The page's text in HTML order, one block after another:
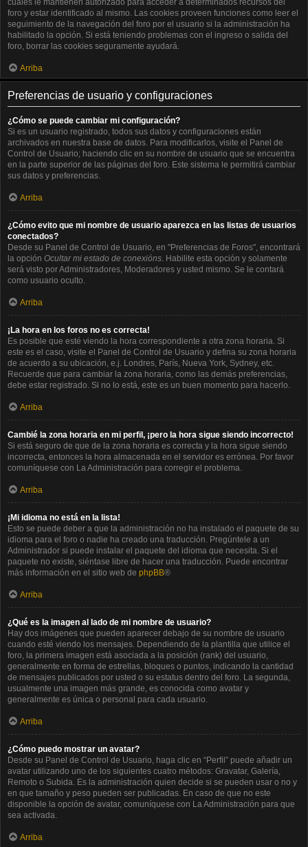
foro y estar identificado al mismo. Las cookies proveen funciones como leer el
seguimiento de la navegación del foro por el usuario si la administración ha
habilitado la opción. Si está teniendo problemas con el ingreso o salida del
foro, borrar las cookies seguramente ayudará.
Arriba
Preferencias de usuario y configuraciones
¿Cómo se puede cambiar mi configuración?
Si es un usuario registrado, todos sus datos y configuraciones están
archivados en nuestra base de datos. Para modificarlos, visite el Panel de
Control de Usuario; haciendo clic en su nombre de usuario que se encuentra
en la parte superior de las páginas del foro. Este sistema le permitirá cambiar
sus datos y preferencias.
Arriba
¿Cómo evito que mi nombre de usuario aparezca en las listas de usuarios
conectados?
Desde su Panel de Control de Usuario, en "Preferencias de Foros", encontrará
la opción Ocultar mi estado de conexións . Habilite esta opción y solamente
será visto por Administradores, Moderadores y usted mismo. Se le contará
como usuario oculto.
Arriba
¡La hora en los foros no es correcta!
Es posible que esté viendo la hora correspondiente a otra zona horaria. Si
este es el caso, visite el Panel de Control de Usuario y defina su zona horaria
de acuerdo a su ubicación, e.j. Londres, París, Nueva York, Sydney, etc.
Recuerde que para cambiar la zona horaria, como las demás preferencias,
debe estar registrado. Si no lo está, este es un buen momento para hacerlo.
Arriba
Cambié la zona horaria en mi perfil, ¡pero la hora sigue siendo incorrecto!
Si está seguro de que de la zona horaria es correcta y la hora sigue siendo
incorrecta, entonces la hora almacenada en el servidor es errónea. Por favor
comuníquese con La Administración para corregir el problema.
Arriba
¡Mi idioma no está en la lista!
Esto se puede deber a que la administración no ha instalado el paquete de su
idioma para el foro o nadie ha creado una traducción. Pregúntele a un
Administrador si puede instalar el paquete del idioma que necesita. Si el
paquete no existe, siéntase libre de hacer una traducción. Puede encontrar
más información en el sitio web de phpBB®
Arriba
¿Qué es la imagen al lado de mi nombre de usuario?
Hay dos imágenes que pueden aparecer debajo de su nombre de usuario
cuando esté viendo los mensajes. Dependiendo de la plantilla que utilice el
foro, la primera imagen está asociada a la posición (rank) del usuario,
generalmente en forma de estrellas, bloques o puntos, indicando la cantidad
de mensajes publicados por usted o su estatus dentro del foro. La segunda,
usualmente una imagen más grande, es conocida como avatar y
generalmente es única o personal para cada usuario.
Arriba
¿Cómo puedo mostrar un avatar?
Desde su Panel de Control de Usuario, haga clic en “Perfil” puede añadir un
avatar utilizando uno de los siguientes cuatro métodos: Gravatar, Galería,
Remoto o Subida. Es la administración quien decide si se pueden usar o no y
en que tamaño y peso pueden ser publicadas. En caso de que no este
disponible la opción de avatar, comuníquese con La Administración para que
sea activada.
Arriba